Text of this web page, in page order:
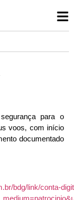
para o
voos, com início
documentado